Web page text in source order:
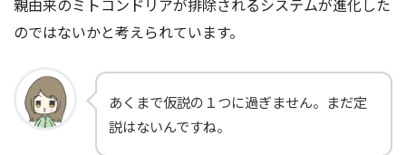
親由来のミトコンドリアが排除されるシステムが進化した
のではないかと考えられています。
あくまで仮説の１つに過ぎません。まだ定
説はないんですね。